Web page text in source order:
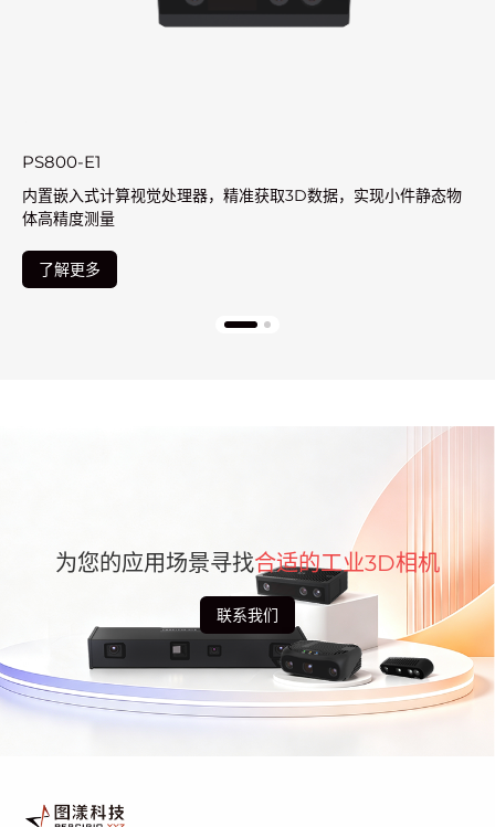
E1
式计算视觉处理器，精准获取3D数据，实现小件静态物
测量
内置嵌入
为您的应用场景寻找合适的工业3D相机
联系我们